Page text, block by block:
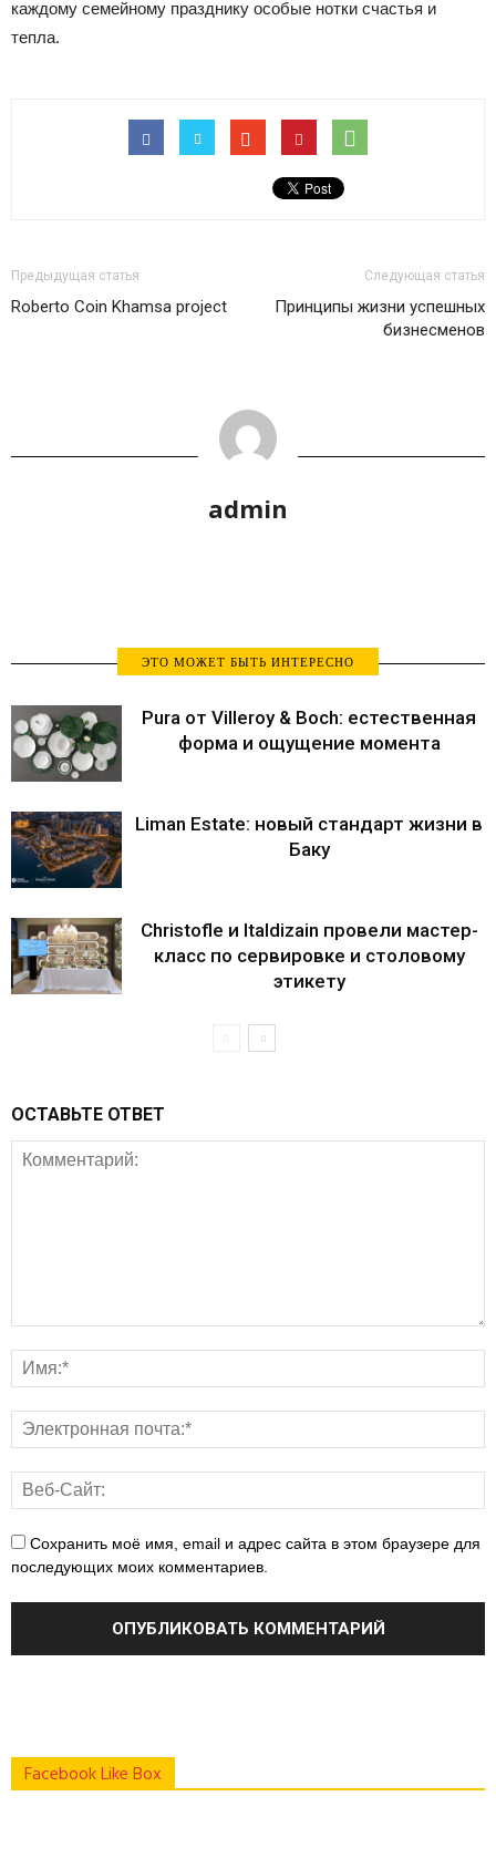
каждому семейному празднику особые нотки счастья и
тепла.
Предыдущая статья
Roberto Coin Khamsa project
Следующая статья
Принципы жизни успешных
бизнесменов
admin
ЭТО МОЖЕТ БЫТЬ ИНТЕРЕСНО
Pura от Villeroy & Boch: естественная
форма и ощущение момента
Liman Estate: новый стандарт жизни в
Баку
Christofle и Italdizain провели мастер-
класс по сервировке и столовому
этикету
ОСТАВЬТЕ ОТВЕТ
Сохранить моё имя, email и адрес сайта в этом браузере для
последующих моих комментариев.
Facebook Like Box